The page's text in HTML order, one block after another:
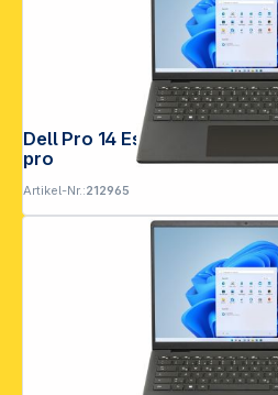
Dell Pro 14 Essential PV14250 C7 16GB 1TB SSD W1
pro
Artikel-Nr.:212965